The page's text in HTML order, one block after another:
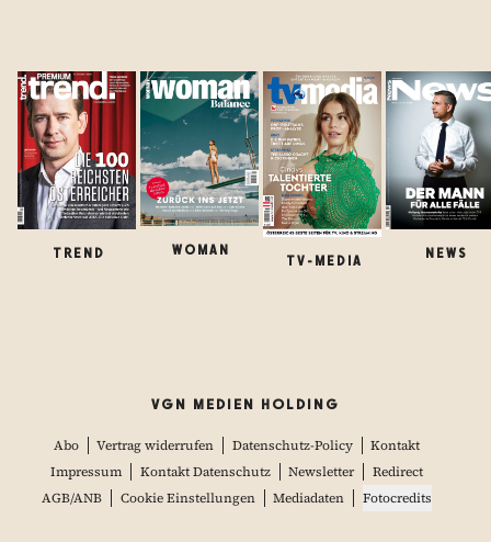
TREND WOMAN
TV-MEDIA
NEWS
VGN MEDIEN HOLDING
Abo Vertrag widerrufen Datenschutz-Policy
Kontakt
Impressum
Kontakt Datenschutz Newsletter
Redirect
AGB/ANB
Cookie Einstellungen Mediadaten Fotocredits